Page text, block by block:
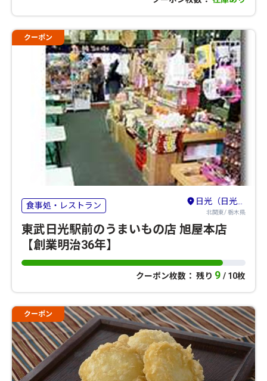
クーポン
食事処・レストラン 日光（日光・鬼怒川・湯西川・今市・足尾）
北関東/ 栃木県
東武日光駅前のうまいもの店 旭屋本店
【創業明治36年】
クーポン枚数： 残り 9 / 10枚
クーポン